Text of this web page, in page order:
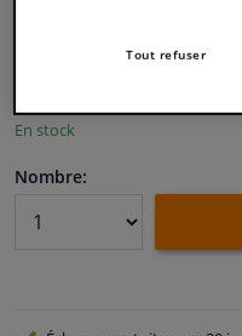
Capteurs & électronique
En stock
Nombre:
Tout refuser